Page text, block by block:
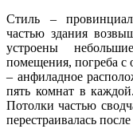
Стиль –
частью здания
устроены
помещения, погреба с
– анфиладное
пять комнат в
Потолки частью
перестраивалась